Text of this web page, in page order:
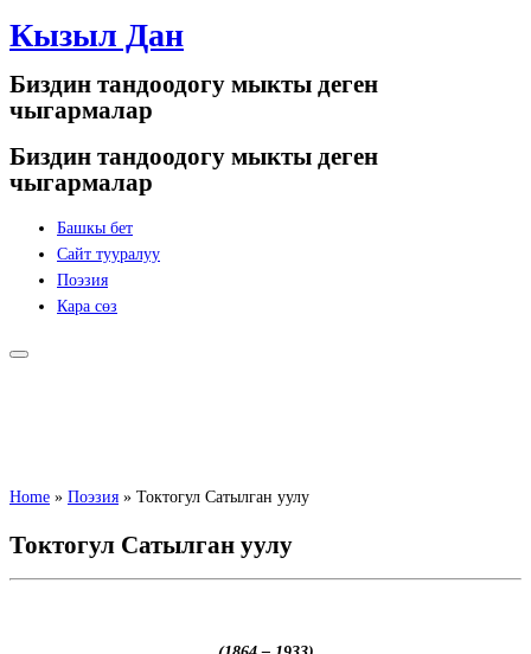
Skip
content
Кызыл Дан
Биздин тандоодогу мыкты деген
чыгармалар
Биздин тандоодогу мыкты деген
чыгармалар
Башкы бет
Сайт тууралуу
Поэзия
Кара сөз
Home » Поэзия » Токтогул Сатылган уулу
Токтогул Сатылган уулу